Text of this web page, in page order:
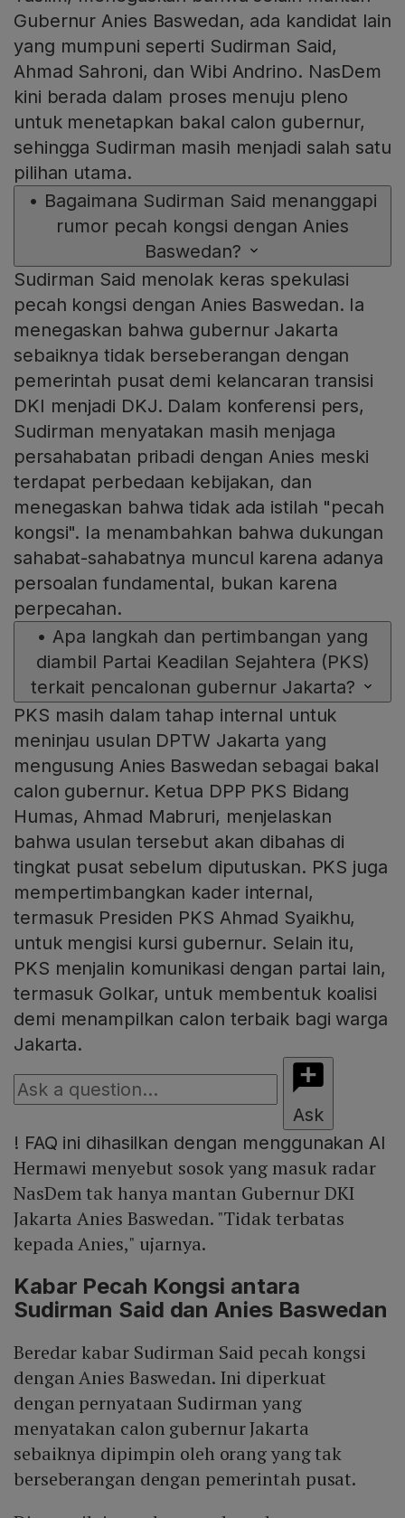
Gubernur Anies Baswedan, ada kandidat lain
yang mumpuni seperti Sudirman Said,
Ahmad Sahroni, dan Wibi Andrino. NasDem
kini berada dalam proses menuju pleno
untuk menetapkan bakal calon gubernur,
sehingga Sudirman masih menjadi salah satu
pilihan utama.
• Bagaimana Sudirman Said menanggapi
rumor pecah kongsi dengan Anies
Baswedan?
Sudirman Said menolak keras spekulasi
pecah kongsi dengan Anies Baswedan. Ia
menegaskan bahwa gubernur Jakarta
sebaiknya tidak berseberangan dengan
pemerintah pusat demi kelancaran transisi
DKI menjadi DKJ. Dalam konferensi pers,
Sudirman menyatakan masih menjaga
persahabatan pribadi dengan Anies meski
terdapat perbedaan kebijakan, dan
menegaskan bahwa tidak ada istilah "pecah
kongsi". Ia menambahkan bahwa dukungan
sahabat-sahabatnya muncul karena adanya
persoalan fundamental, bukan karena
perpecahan.
• Apa langkah dan pertimbangan yang
diambil Partai Keadilan Sejahtera (PKS)
terkait pencalonan gubernur Jakarta?
PKS masih dalam tahap internal untuk
meninjau usulan DPTW Jakarta yang
mengusung Anies Baswedan sebagai bakal
calon gubernur. Ketua DPP PKS Bidang
Humas, Ahmad Mabruri, menjelaskan
bahwa usulan tersebut akan dibahas di
tingkat pusat sebelum diputuskan. PKS juga
mempertimbangkan kader internal,
termasuk Presiden PKS Ahmad Syaikhu,
untuk mengisi kursi gubernur. Selain itu,
PKS menjalin komunikasi dengan partai lain,
termasuk Golkar, untuk membentuk koalisi
demi menampilkan calon terbaik bagi warga
Jakarta.
Ask
! FAQ ini dihasilkan dengan menggunakan AI
Hermawi menyebut sosok yang masuk radar
NasDem tak hanya mantan Gubernur DKI
Jakarta Anies Baswedan. "Tidak terbatas
kepada Anies," ujarnya.
Kabar Pecah Kongsi antara
Sudirman Said dan Anies Baswedan
Beredar kabar Sudirman Said pecah kongsi
dengan Anies Baswedan. Ini diperkuat
dengan pernyataan Sudirman yang
menyatakan calon gubernur Jakarta
sebaiknya dipimpin oleh orang yang tak
berseberangan dengan pemerintah pusat.